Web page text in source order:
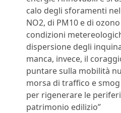
calo degli sforamenti
NO2, di PM10 e di
condizioni
dispersione degli
manca, invece, il
puntare sulla mobilità
morsa di traffico e
per rigenerare le
patrimonio edilizio”